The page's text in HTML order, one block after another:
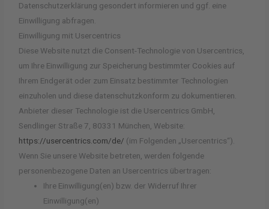
Datenschutzerklärung gesondert informieren und ggf. eine
Einwilligung abfragen.
Einwilligung mit Usercentrics
Diese Website nutzt die Consent-Technologie von Usercentrics,
um Ihre Einwilligung zur Speicherung bestimmter Cookies auf
Ihrem Endgerät oder zum Einsatz bestimmter Technologien
einzuholen und diese datenschutzkonform zu dokumentieren.
Anbieter dieser Technologie ist die Usercentrics GmbH,
Sendlinger Straße 7, 80331 München, Website:
https://usercentrics.com/de/ (im Folgenden „Usercentrics“).
Wenn Sie unsere Website betreten, werden folgende
personenbezogene Daten an Usercentrics übertragen:
Ihre Einwilligung(en) bzw. der Widerruf Ihrer
Einwilligung(en)